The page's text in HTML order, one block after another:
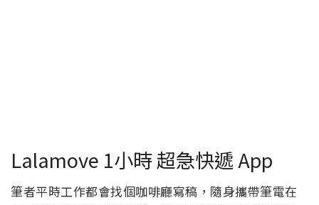
Lalamove 1小時 超急快遞 App
筆者平時工作都會找個咖啡廳寫稿，隨身攜帶筆電在